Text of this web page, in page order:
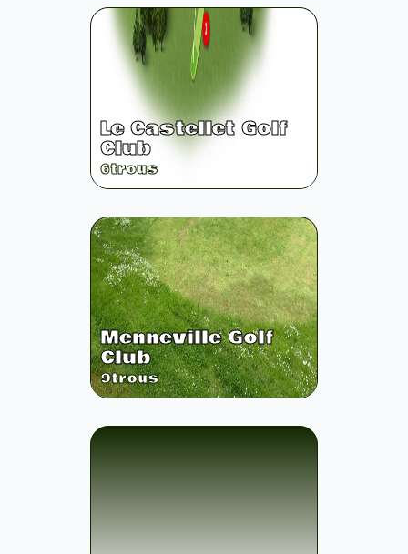
Le Castellet Golf
Club
6trous
Menneville Golf
Club
9trous